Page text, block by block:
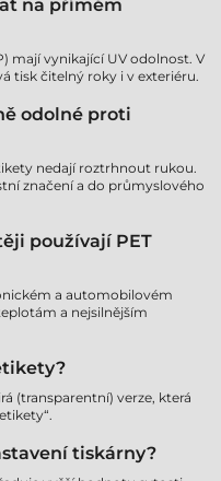
na přímém
mají vynikající UV odolnost. V
tisk čitelný roky i v exteriéru.
odolné proti
nedají roztrhnout rukou.
značení a do průmyslového
používají PET
a automobilovém
a nejsilnějším
(transparentní) verze, která
tiskárny?